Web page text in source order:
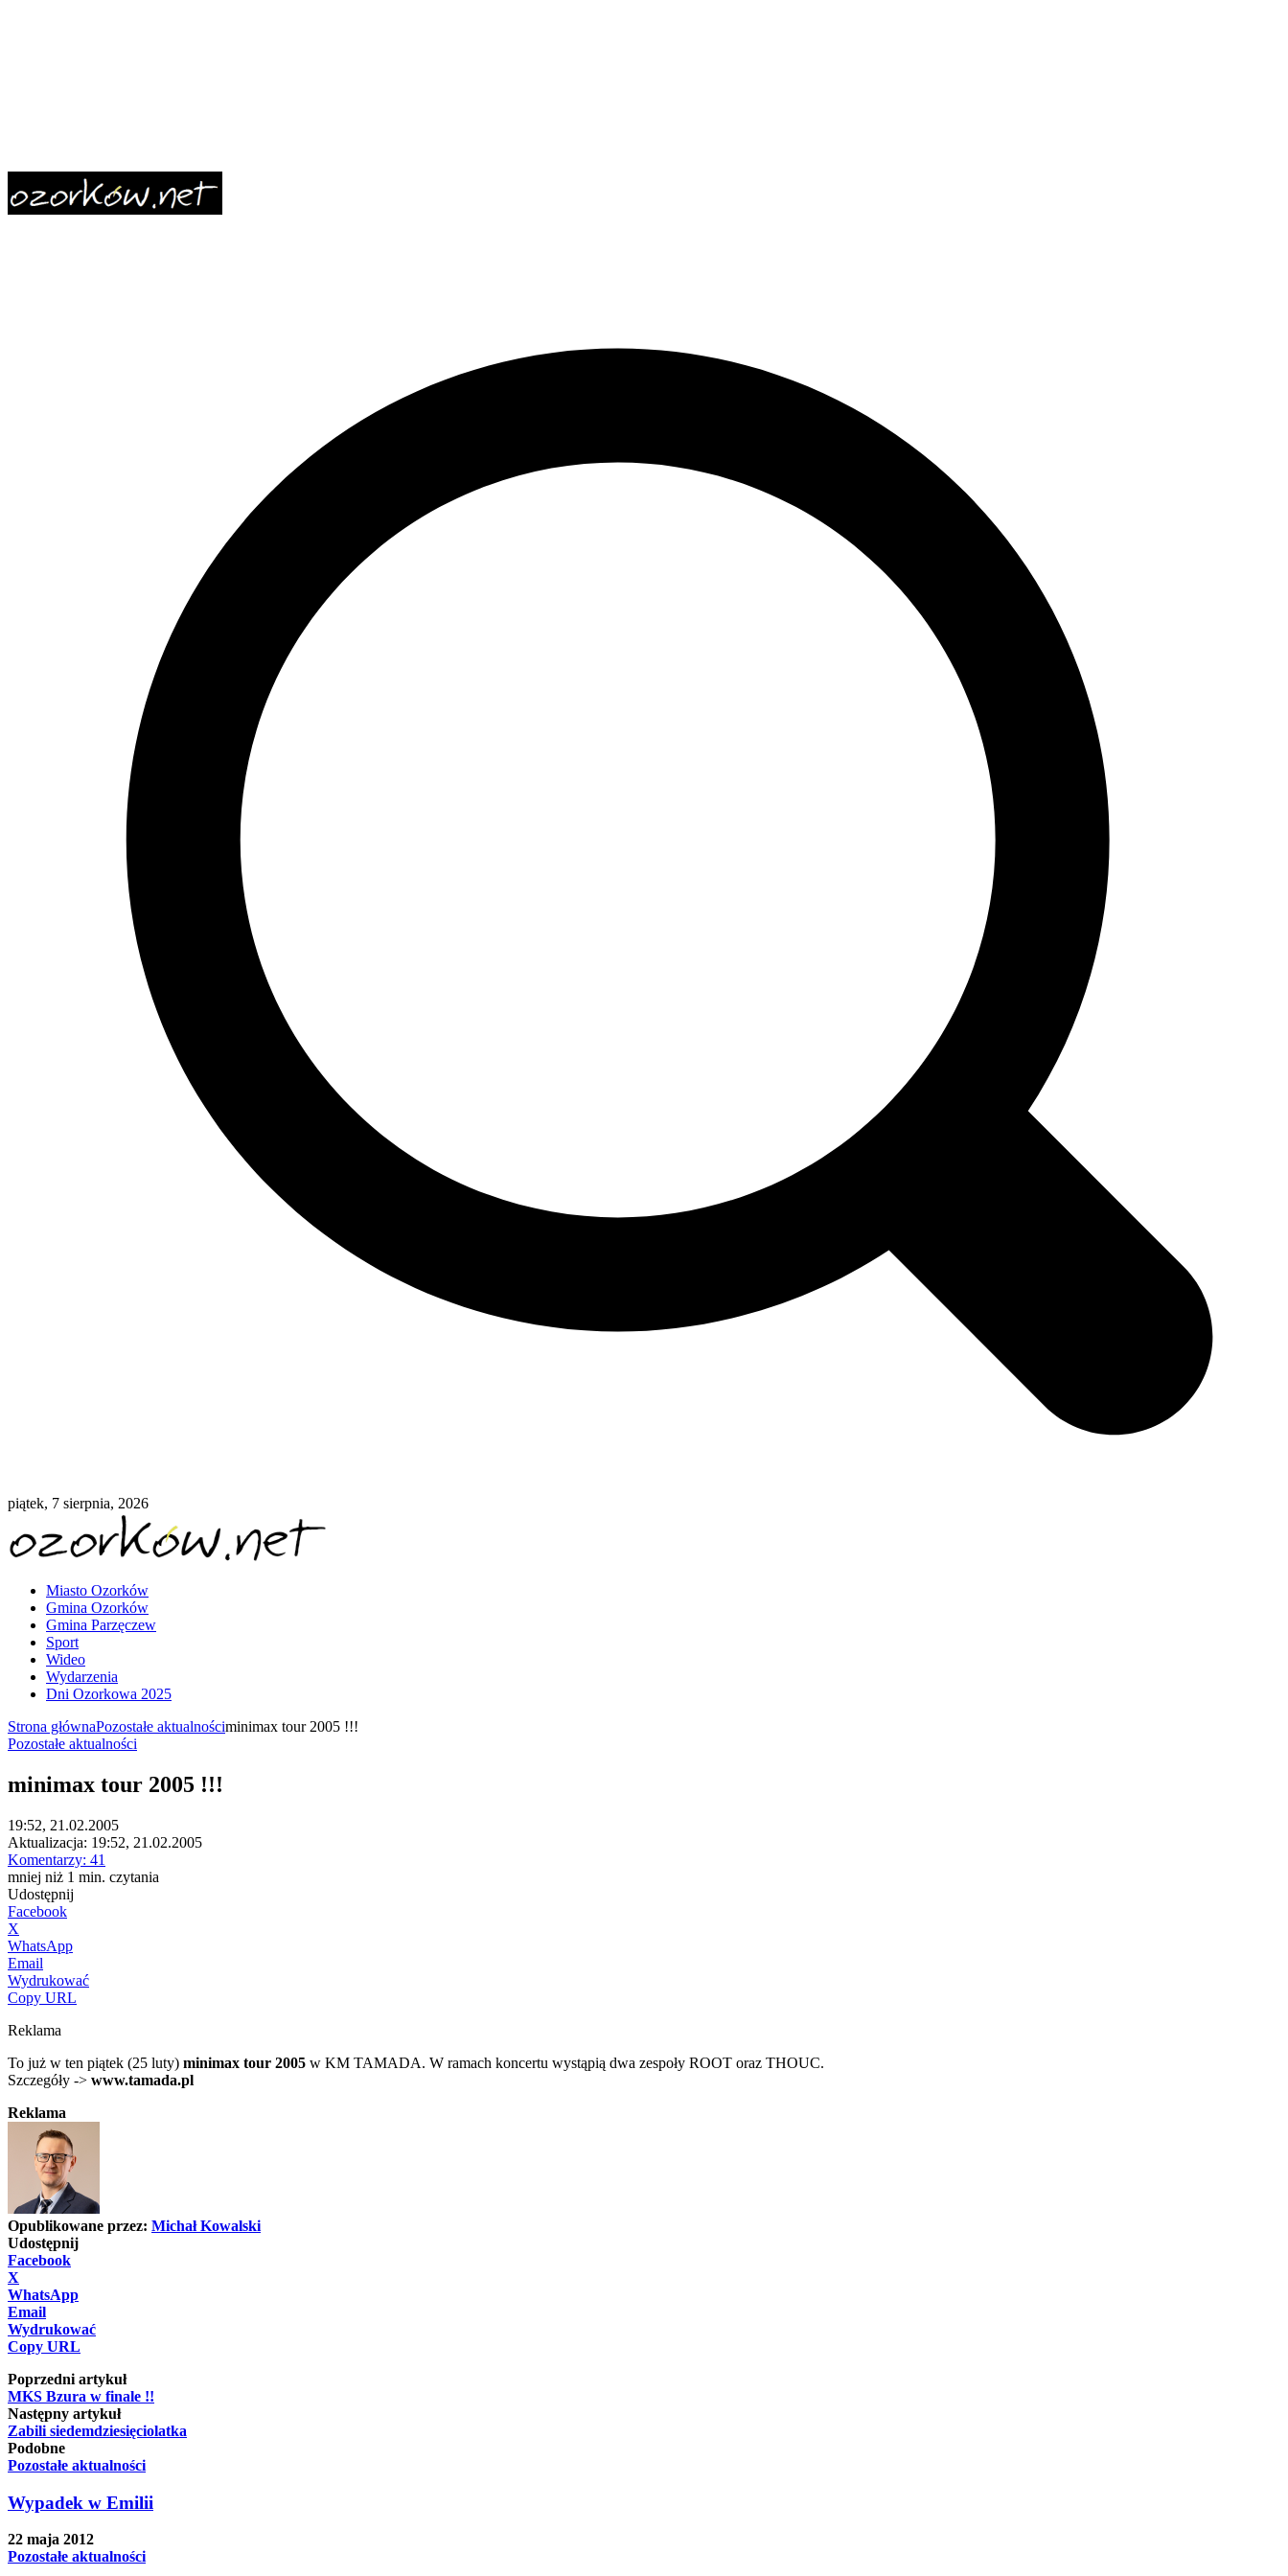
piątek, 7 sierpnia, 2026
Miasto Ozorków
Gmina Ozorków
Gmina Parzęczew
Sport
Wideo
Wydarzenia
Dni Ozorkowa 2025
Strona głównaPozostałe aktualnościminimax tour 2005 !!!
Pozostałe aktualności
minimax tour 2005 !!!
19:52, 21.02.2005
Aktualizacja: 19:52, 21.02.2005
Komentarzy: 41
mniej niż 1 min. czytania
Udostępnij
Facebook
X
WhatsApp
Email
Wydrukować
Copy URL
Reklama
To już w ten piątek (25 luty) minimax tour 2005 w KM TAMADA. W ramach koncertu wystąpią dwa zespoły ROOT oraz THOUC.
Szczegóły -> www.tamada.pl
Reklama
Opublikowane przez: Michał Kowalski
Udostępnij
Facebook
X
WhatsApp
Email
Wydrukować
Copy URL
Poprzedni artykuł
MKS Bzura w finale !!
Następny artykuł
Zabili siedemdziesięciolatka
Podobne
Pozostałe aktualności
Wypadek w Emilii
22 maja 2012
Pozostałe aktualności